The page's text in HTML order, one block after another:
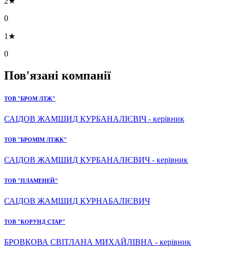
0
1★
0
Пов'язані компанії
ТОВ "БРОМ ЛТЖ"
САІДОВ ЖАМШИД КУРБАНАЛІЄВІЧ - керівник
ТОВ "БРОМІМ ЛТЖК"
САІДОВ ЖАМШИД КУРБАНАЛІЄВИЧ - керівник
ТОВ "ПЛАМЕНЕЙ"
САІДОВ ЖАМШИД КУРНАБАЛІЄВИЧ
ТОВ "КОРУНД СТАР"
БРОВКОВА СВІТЛАНА МИХАЙЛІВНА - керівник